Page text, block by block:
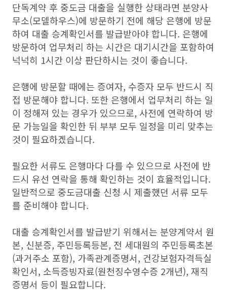
단독계약 후 중도금 대출을 실행한 상태라면 분양사
무소(모델하우스)에 방문하기 전에 해당 은행에 방문
하여 대출 승계확인서를 발급받아야 합니다. 은행에
방문하여 업무처리 하는 시간은 대기시간을 포함하여
넉넉히 1시간 이상 판단하시는 것이 좋습니다.
은행에 방문할 때에는 증여자, 수증자 모두 반드시 직
접 방문해야 합니다. 또한 은행에서 업무처리 하는 일
이 정해져 있는 경우가 있으므로, 사전에 연락하여 방
문 가능일을 확인한 뒤 부부 모두 일정을 미리 맞추는
것이 필요하겠습니다.
필요한 서류도 은행마다 다를 수 있으므로 사전에 반
드시 유선 연락을 통해 확인하는 것이 효율적입니다.
일반적으로 중도금대출 신청 시 제출했던 서류 모두
를 준비해야 합니다.
대출 승계확인서를 발급받기 위해서는 분양계약서 원
본, 신분증, 주민등록등본, 전 세대원의 주민등록초본
(과거주소 포함), 가족관계증명서, 건강보험자격득실
확인서, 소득증빙자료(원천징수영수증 2개년), 재직
증명서 등이 필요합니다.